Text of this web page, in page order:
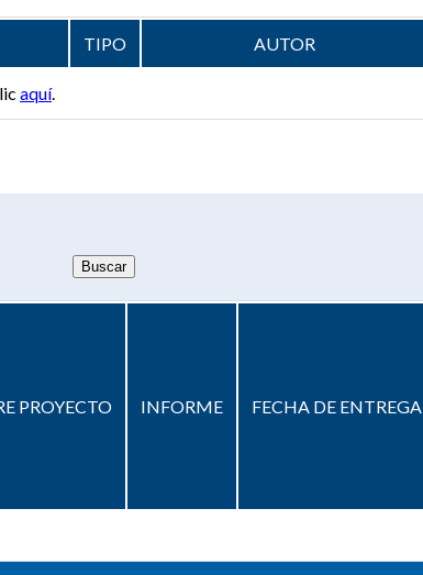
TIPO AUTOR
aquí.
PROYECTO INFORME FECHA DE ENTREGA